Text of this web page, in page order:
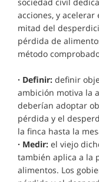
acciones, y
mitad del
pérdida de
método
· Definir: definir
ambición motiva la
deberían adoptar
pérdida y el
la finca hasta la
· Medir: el viejo
también aplica a la
alimentos. Los